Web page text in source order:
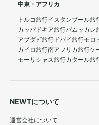
中東・アフリカ
トルコ旅行イスタンブール旅
カッパドキア旅行パムッカレ
アブダビ旅行 ドバイ旅行モロ
カイロ旅行南アフリカ旅行ケ
モーリシャス旅行カタール旅
NEWTについて
運営会社について